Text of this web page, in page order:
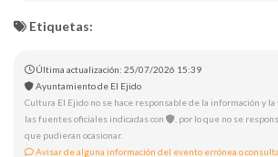
Etiquetas:
Última actualización: 25/07/2026 15:39
Ayuntamiento de El Ejido
Cultura El Ejido no se hace responsable de la información y
las fuentes oficiales indicadas con
, por lo que no se
que pudieran ocasionar.
Avisar de alguna información del evento errónea o